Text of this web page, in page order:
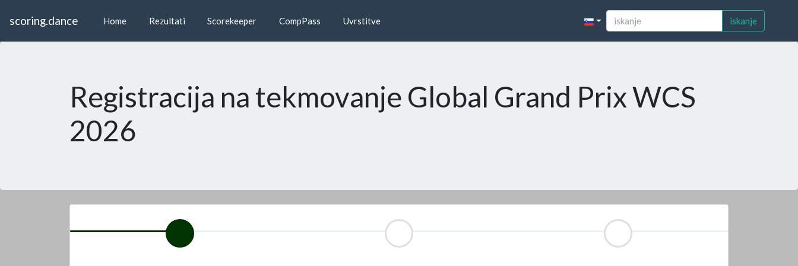
scoring.dance Home Rezultati Scorekeeper CompPass Uvrstitve iskanje
Registracija na tekmovanje Global Grand Prix WCS
2026